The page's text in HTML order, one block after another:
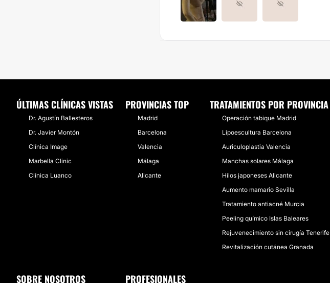
ÚLTIMAS CLÍNICAS VISTAS
Dr. Agustín Ballesteros
Dr. Javier Montón
Clínica Image
Marbella Clinic
Clínica Luanco
PROVINCIAS TOP
Madrid
Barcelona
Valencia
Málaga
Alicante
TRATAMIENTOS POR PROVINCIA
Operación tabique Madrid
Lipoescultura Barcelona
Auriculoplastia Valencia
Manchas solares Málaga
Hilos japoneses Alicante
Aumento mamario Sevilla
Tratamiento antiacné Murcia
Peeling químico Islas Baleares
Rejuvenecimiento sin cirugía Tenerife
Revitalización cutánea Granada
SOBRE NOSOTROS PROFESIONALES